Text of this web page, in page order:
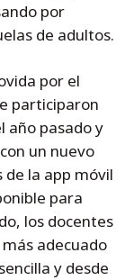
por
de adultos.
por el
participaron
año pasado y
un nuevo
la app móvil
para
los docentes
adecuado
y desde